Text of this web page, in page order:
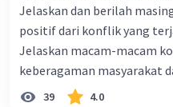
Jelaskan dan berilah
positif dari konflik yang
Jelaskan macam-macam
keberagaman masyarakat
Mengapa dalam
39 4.0